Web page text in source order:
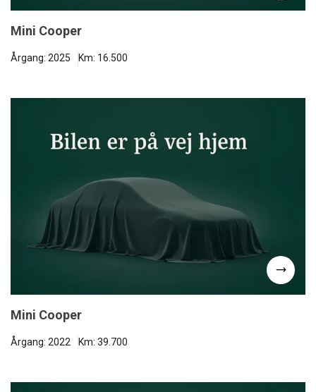
Mini Cooper
Årgang: 2025 Km: 16.500
Mini Cooper
Årgang: 2022 Km: 39.700